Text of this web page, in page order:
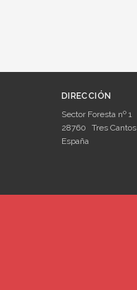
DIRECCIÓN
Sector Foresta nº 1
28760
Tres Cantos
España